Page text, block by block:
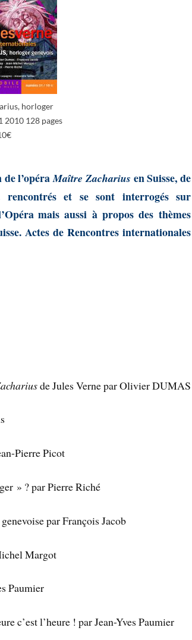
horloger
2010 128 pages
de l’opéraMaître Zacharius en Suisse, de
rencontrés et se sont interrogés sur
mais aussi à propos des thèmes
Actes de Rencontres internationales
de Jules Verne par Olivier DUMAS
Pierre Picot
» ? par Pierre Riché
par François Jacob
Margot
Paumier
c’est l’heure ! par Jean-Yves Paumier